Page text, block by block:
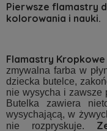
Pierwsze flamastry
kolorowania i nauki.
Flamastry
zmywalna farba w
dziecka butelce,
nie wysycha i zawsze
Butelka zawiera
wysychającą, w
nie rozpryskuje.